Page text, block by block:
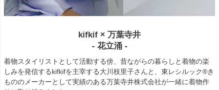
kifkif × 万葉寺井
- 花立涌 -
着物スタイリストとして活動する傍、昔ながらの暮らしと着物の楽
しみを発信するkifkifを主宰する大川枝里子さんと、東レシルック®き
もののメーカーとして実績のある万葉寺井株式会社が一緒に着物作